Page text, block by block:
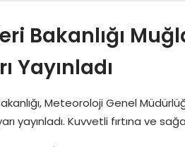
Bakanlığı
Yayınladı
Meteoroloji Genel
yayınladı. Kuvvetli fırtına ve